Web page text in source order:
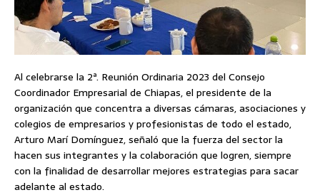
Al celebrarse la 2ª. Reunión Ordinaria 2023 del Consejo
Coordinador Empresarial de Chiapas, el presidente de la
organización que concentra a diversas cámaras, asociaciones y
colegios de empresarios y profesionistas de todo el estado,
Arturo Marí Domínguez, señaló que la fuerza del sector la
hacen sus integrantes y la colaboración que logren, siempre
con la finalidad de desarrollar mejores estrategias para sacar
adelante al estado.